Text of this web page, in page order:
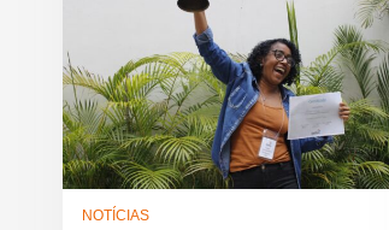
NOTÍCIAS